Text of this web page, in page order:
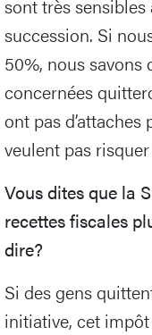
sont très sensibles
succession. Si
50%, nous savons
concernées
ont pas d’attaches
veulent pas
Vous dites que la
recettes fiscales
dire?
Si des gens
initiative, cet